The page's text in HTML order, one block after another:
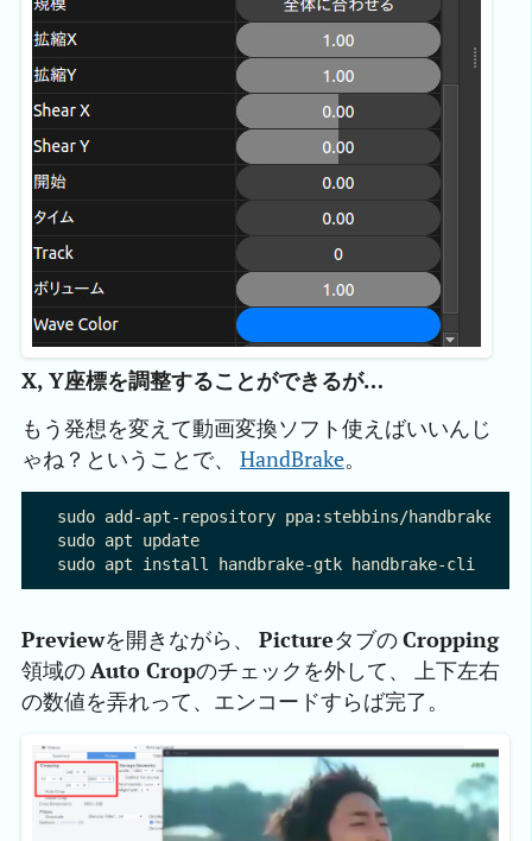
X, Y座標を調整することができるが…
もう発想を変えて動画変換ソフト使えばいいんじ
ゃね？ということで、 HandBrake。
sudo add-apt-repository ppa:stebbins/handbrake-
sudo apt update
Previewを開きながら、 PictureタブのCropping
領域のAuto Cropのチェックを外して、 上下左右
の数値を弄れって、エンコードすらば完了。